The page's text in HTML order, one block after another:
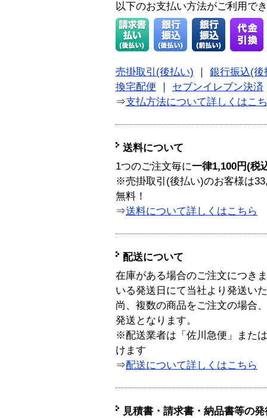
以下のお支払い方法がご利用で
売掛取引(後払い)
銀行振込(後
換宅配便
セブンイレブン決済
⇒支払方法について詳しくはこ
送料について
1つのご注文毎に一律1,100円(税
※売掛取引(後払い)のお客様は
無料！
⇒送料について詳しくはこちら
配送について
在庫がある場合のご注文につき
いる発送日にて当社より発送い
尚、複数の商品をご注文の場合
発送となります。
※配送業者は「佐川急便」また
けます
⇒配送について詳しくはこちら
見積書・請求書・納品書等の